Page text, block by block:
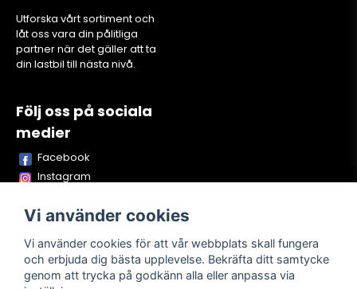
Utforska vårt sortiment och
låt oss vara din pålitliga
partner när det gäller att ta
din lastbil till nästa nivå.
Följ oss på sociala
medier
Facebook
Instagram
TikTok
Vi använder cookies
Vi använder cookies för att vår webbplats skall fungera
och erbjuda dig bästa upplevelse. Bekräfta ditt samtycke
genom att trycka på godkänn alla eller anpassa via